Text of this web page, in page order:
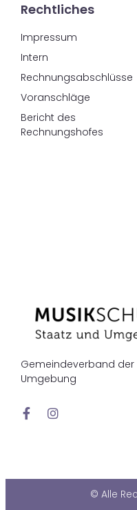
Gemeindeverband der
Umgebung
Rechtliches
Impressum
Intern
Rechnungsabschlüsse
Voranschläge
Bericht des
Rechnungshofes
© Alle